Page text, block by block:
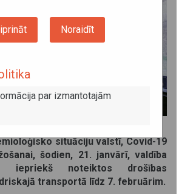
situāciju valstī, Covid-19
šodien, 21. janvārī, valdība
iepriekš noteiktos drošības
transportā līdz 7. februārim.
Noraidīt
par izmantotajām